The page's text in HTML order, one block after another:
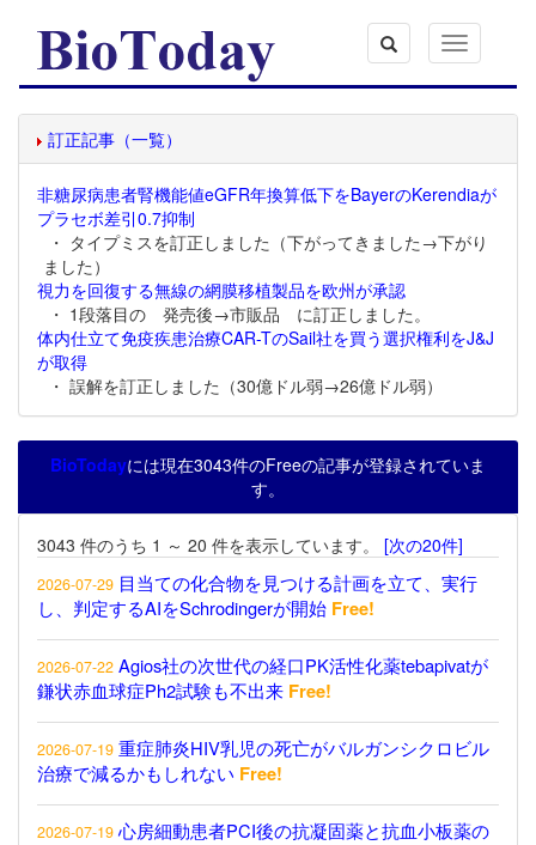
Toggle
navigation
訂正記事（一覧）
非糖尿病患者腎機能値eGFR年換算低下をBayerのKerendiaが
プラセボ差引0.7抑制
・ タイプミスを訂正しました（下がってきました→下がり
ました）
視力を回復する無線の網膜移植製品を欧州が承認
・ 1段落目の 発売後→市販品 に訂正しました。
体内仕立て免疫疾患治療CAR-TのSail社を買う選択権利をJ&J
が取得
・ 誤解を訂正しました（30億ドル弱→26億ドル弱）
BioTodayには現在3043件のFreeの記事が登録されていま
す。
3043 件のうち 1 ～ 20 件を表示しています。 [次の20件]
2026-07-29 目当ての化合物を見つける計画を立て、実行
し、判定するAIをSchrodingerが開始 Free!
2026-07-22 Agios社の次世代の経口PK活性化薬tebapivatが
鎌状赤血球症Ph2試験も不出来 Free!
2026-07-19 重症肺炎HIV乳児の死亡がバルガンシクロビル
治療で減るかもしれない Free!
2026-07-19 心房細動患者PCI後の抗凝固薬と抗血小板薬の